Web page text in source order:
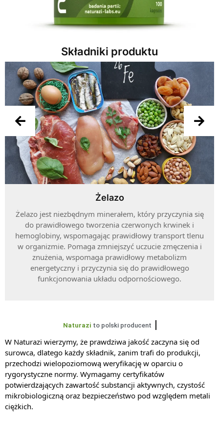
Składniki produktu
Żelazo
Żelazo jest niezbędnym minerałem, który przyczynia się
do prawidłowego tworzenia czerwonych krwinek i
hemoglobiny, wspomagając prawidłowy transport tlenu
w organizmie. Pomaga zmniejszyć uczucie zmęczenia i
znużenia, wspomaga prawidłowy metabolizm
energetyczny i przyczynia się do prawidłowego
funkcjonowania układu odpornościowego.
Naturazi to polski producent
W Naturazi wierzymy, że prawdziwa jakość zaczyna się od
surowca, dlatego każdy składnik, zanim trafi do produkcji,
przechodzi wielopoziomową weryfikację w oparciu o
rygorystyczne normy. Wymagamy certyfikatów
potwierdzających zawartość substancji aktywnych, czystość
mikrobiologiczną oraz bezpieczeństwo pod względem metali
ciężkich.